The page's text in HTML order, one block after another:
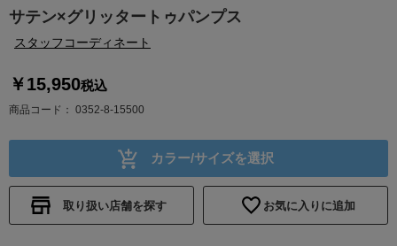
サテン×グリッタートゥパンプス
スタッフコーディネート
￥15,950税込
商品コード 0352-8-15500
カラー/サイズを選択
取り扱い店舗を探す お気に入りに追加